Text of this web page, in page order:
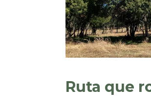
Ruta que